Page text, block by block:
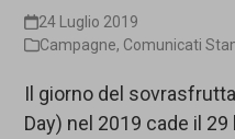
24 Luglio 2019
Campagne, Comunicati
Il giorno del
Day) nel 2019 cade il